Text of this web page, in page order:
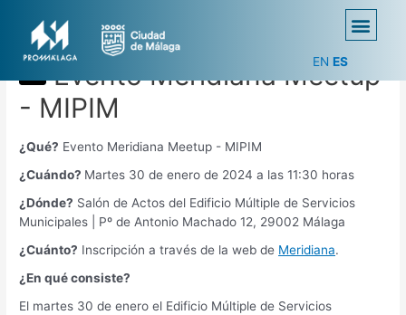
EN ES
Evento Meridiana Meetup
- MIPIM
¿Qué? Evento Meridiana Meetup - MIPIM
¿Cuándo? Martes 30 de enero de 2024 a las 11:30 horas
¿Dónde? Salón de Actos del Edificio Múltiple de Servicios
Municipales | Pº de Antonio Machado 12, 29002 Málaga
¿Cuánto? Inscripción a través de la web de Meridiana.
¿En qué consiste?
El martes 30 de enero el Edificio Múltiple de Servicios